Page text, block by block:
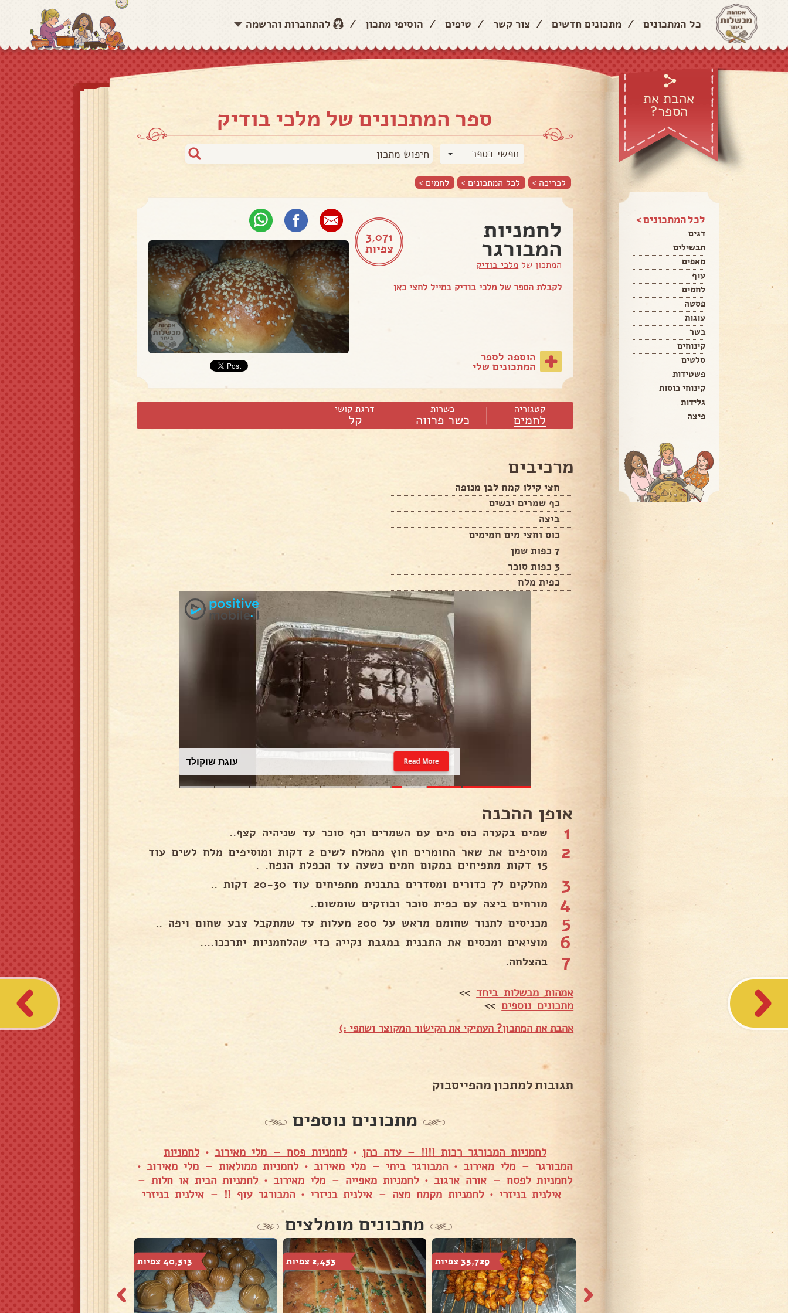
כל המתכונים / מתכונים חדשים / צור קשר / טיפים / הוסיפי מתכון / להתחברות והרשמה
אהבת את
הספר?
לכל המתכונים >
דגים
תבשילים
מאפים
עוף
לחמים
פסטה
עוגות
בשר
קינוחים
סלטים
פשטידות
קינוחי כוסות
גלידות
פיצה
ספר המתכונים של מלכי בודיק
חפשי בספר
לכריכה > לכל המתכונים > לחמים >
3,071
צפיות
לחמניות
המבורגר
המתכון של מלכי בודיק
לקבלת הספר של מלכי בודיק במייל לחצי כאן
הוספה לספר
המתכונים שלי
קטגוריה
לחמים
כשרות
כשר פרווה
דרגת קושי
קל
מרכיבים
חצי קילו קמח לבן מנופה
כף שמרים יבשים
ביצה
כוס וחצי מים חמימים
7 כפות שמן
3 כפות סוכר
כפית מלח
עוגת שוקולד Read More
אופן ההכנה
1 שמים בקערה כוס מים עם השמרים וכף סוכר עד שניהיה קצף..
2
מוסיפים את שאר החומרים חוץ מהמלח לשים 2 דקות ומוסיפים מלח לשים עוד
15 דקות מתפיחים במקום חמים כשעה עד הכפלת הנפח. .
3 מחלקים ל7 כדורים ומסדרים בתבנית מתפיחים עוד 20-30 דקות ..
4 מורחים ביצה עם כפית סוכר ובוזקים שומשום..
5 מכניסים לתנור שחומם מראש על 200 מעלות עד שמתקבל צבע שחום ויפה ..
6 מוציאים ומכסים את התבנית במגבת נקייה כדי שהלחמניות יתרככו....
7 בהצלחה.
אמהות מבשלות ביחד >>
מתכונים נוספים>>
אהבת את המתכון? העתיקי את הקישור המקוצר ושתפי :)
תגובות למתכון מהפייסבוק
מתכונים נוספים
לחמניות המבורגר רכות !!!! – עדה כהן •לחמניות פסח – מלי מאירוב •לחמניות
המבורגר – מלי מאירוב •המבורגר ביתי – מלי מאירוב • לחמניות ממולאות – מלי מאירוב •
לחמניות לפסח – אורה ארגוב •לחמניות מאפייה – מלי מאירוב •לחמניות הבית או חלות –
אילנית בניזרי • לחמניות מקמח מצה – אילנית בניזרי •המבורגר עוף !! – אילנית בניזרי
מתכונים מומלצים
35,729 צפיות 2,453 צפיות 40,513 צפיות